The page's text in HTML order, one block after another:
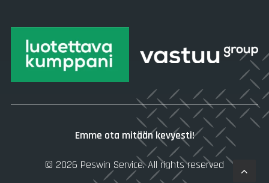
Emme ota mitään kevyesti!
© 2026 Peswin Service.All rights reserved